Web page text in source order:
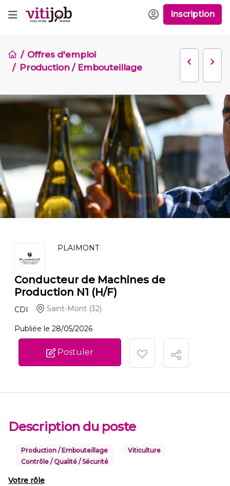
Inscription
Offres d'emploi
Production / Embouteillage
PLAIMONT
Conducteur de Machines de
Production N1 (H/F)
CDI Saint-Mont (32)
Publiée le 28/05/2026
Postuler
Description du poste
Production / Embouteillage
Viticulture
Contrôle / Qualité / Sécurité
Votre rôle